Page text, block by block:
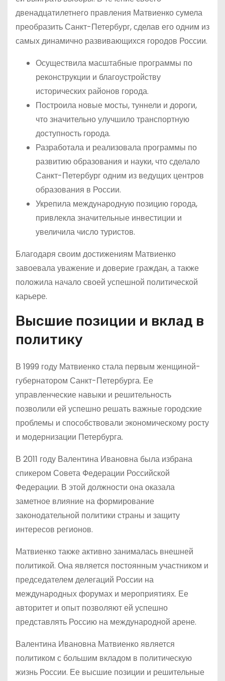
двенадцатилетнего правления Матвиенко сумела
преобразить Санкт-Петербург, сделав его одним из
самых динамично развивающихся городов России.
Осуществила масштабные программы по
реконструкции и благоустройству
исторических районов города.
Построила новые мосты, туннели и дороги,
что значительно улучшило транспортную
доступность города.
Разработала и реализовала программы по
развитию образования и науки, что сделало
Санкт-Петербург одним из ведущих центров
образования в России.
Укрепила международную позицию города,
привлекла значительные инвестиции и
увеличила число туристов.
Благодаря своим достижениям Матвиенко
завоевала уважение и доверие граждан, а также
положила начало своей успешной политической
карьере.
Высшие позиции и вклад в
политику
В 1999 году Матвиенко стала первым женщиной-
губернатором Санкт-Петербурга. Ее
управленческие навыки и решительность
позволили ей успешно решать важные городские
проблемы и способствовали экономическому росту
и модернизации Петербурга.
В 2011 году Валентина Ивановна была избрана
спикером Совета Федерации Российской
Федерации. В этой должности она оказала
заметное влияние на формирование
законодательной политики страны и защиту
интересов регионов.
Матвиенко также активно занималась внешней
политикой. Она является постоянным участником и
председателем делегаций России на
международных форумах и мероприятиях. Ее
авторитет и опыт позволяют ей успешно
представлять Россию на международной арене.
Валентина Ивановна Матвиенко является
политиком с большим вкладом в политическую
жизнь России. Ее высшие позиции и решительные